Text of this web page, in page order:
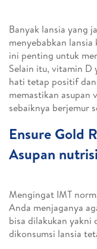
Banyak lansia yang
menyebabkan
ini penting untuk
Selain itu, vitamin D
hati tetap positif
memastikan asupan
sebaiknya berjemur
Ensure Gold
Asupan
Mengingat IMT
Anda menjaganya
bisa dilakukan yakni
dikonsumsi lansia